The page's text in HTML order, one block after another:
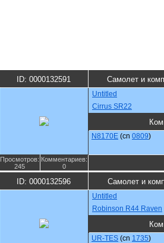
ID: 0000132591 Самолет и
Untitled
Cirrus SR22
N8170E (cn 0809)
Просмотров:
245
Комментариев:
0
ID: 0000132596 Самолет и
Untitled
Robinson R44 Raven
UR-TES (cn 1735)